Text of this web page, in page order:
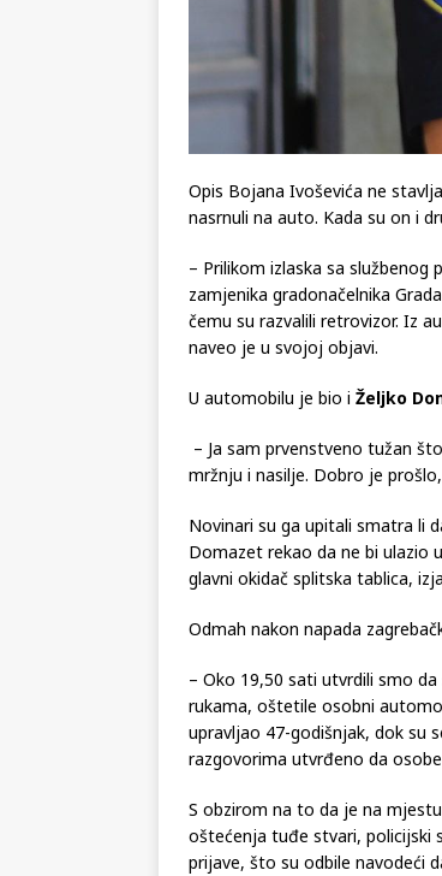
Opis Bojana Ivoševića ne
nasrnuli na auto. Kada su on i
– Prilikom izlaska sa službenog
zamjenika gradonačelnika
čemu su razvalili retrovizor. Iz
naveo je u svojoj objavi.
U automobilu je bio i Željko
– Ja sam prvenstveno tužan
mržnju i nasilje. Dobro je
Novinari su ga upitali smatra li
Domazet rekao da ne bi ulazio
glavni okidač splitska tablica,
Odmah nakon napada
– Oko 19,50 sati utvrdili smo
rukama, oštetile osobni
upravljao 47-godišnjak, dok su
razgovorima utvrđeno da
S obzirom na to da je na
oštećenja tuđe stvari, policijski
prijave, što su odbile navodeći